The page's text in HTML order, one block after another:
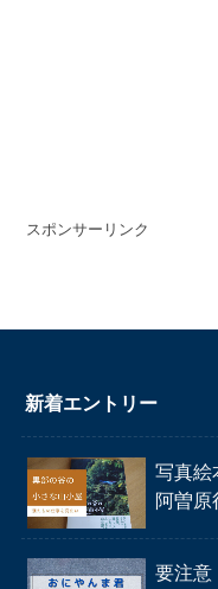
スポンサーリンク
新着エントリー
写真絵
阿曽原
要注意